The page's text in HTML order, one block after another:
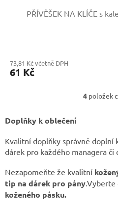
PŘÍVĚŠEK NA KLÍČE s
73,81 Kč včetně DPH
61 Kč
O
d
a
c
p
r
4 položek
Doplňky k oblečení
Kvalitní doplňky správně doplní
dárek pro každého managera či
Nezapomeňte že kvalitní
tip na dárek pro pány.Vyberte
koženého pásku.